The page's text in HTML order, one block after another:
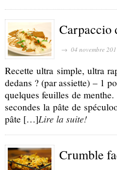
Carpaccio
→ 04 novembre
Recette ultra simple, ultra
dedans ? (par assiette) – 1
quelques feuilles de
secondes la pâte de
pâte […]Lire la suite!
Crumble